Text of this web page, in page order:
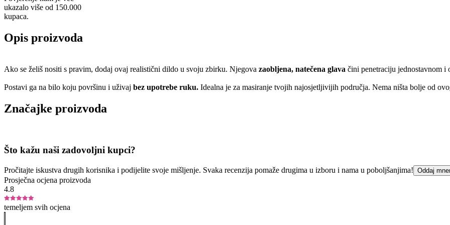
ukazalo više od 150.000
kupaca.
Opis proizvoda
Ako se želiš nositi s pravim, dodaj ovaj realistični dildo u svoju zbirku. Njegova zaobljena, natečena glava čini penetraciju jednostavnom i
Postavi ga na bilo koju površinu i uživaj bez upotrebe ruku. Idealna je za masiranje tvojih najosjetljivijih područja. Nema ništa bolje od
Značajke proizvoda
Što kažu naši zadovoljni kupci?
Pročitajte iskustva drugih korisnika i podijelite svoje mišljenje. Svaka recenzija pomaže drugima u izboru i nama u poboljšanjima! Oddaj
Prosječna ocjena proizvoda
4.8
temeljem svih ocjena